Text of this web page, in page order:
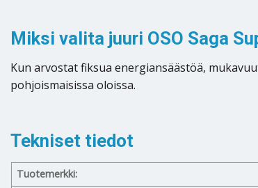
Miksi valita juuri OSO Saga
Kun arvostat fiksua energiansäästöä,
pohjoismaisissa oloissa.
Tekniset tiedot
Tuotemerkki: